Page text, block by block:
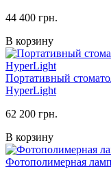
44 400 грн.
В корзину
Портативный
HyperLight
62 200 грн.
В корзину
Фотополимерная